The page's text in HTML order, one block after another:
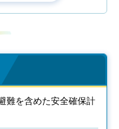
難を含めた安全確保計